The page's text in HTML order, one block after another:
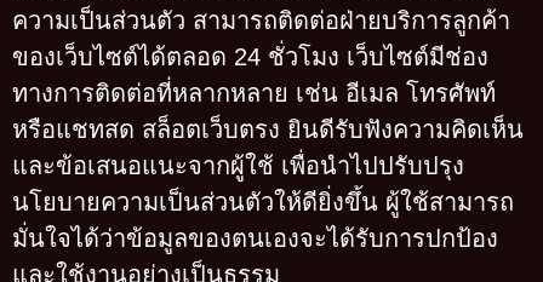
ความเป็นส่วนตัว สามารถติดต่อฝ่ายบริการลูกค้า
ของเว็บไซต์ได้ตลอด 24 ชั่วโมง เว็บไซต์มีช่อง
ทางการติดต่อที่หลากหลาย เช่น อีเมล โทรศัพท์
หรือแชทสด สล็อตเว็บตรง ยินดีรับฟังความคิดเห็น
และข้อเสนอแนะจากผู้ใช้ เพื่อนำไปปรับปรุง
นโยบายความเป็นส่วนตัวให้ดียิ่งขึ้น ผู้ใช้สามารถ
มั่นใจได้ว่าข้อมูลของตนเองจะได้รับการปกป้อง
และใช้งานอย่างเป็นธรรม